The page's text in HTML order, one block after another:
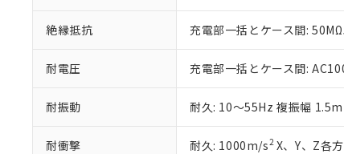
絶縁抵抗 充電部一括とケース間:
耐電圧 充電部一括とケース間:
耐振動 耐久: 10～55Hz 複振幅
耐衝撃 耐久: 1000m/s2X、Y、Z各
また、RoHS
混在すること
既に当社にて
り割愛してお